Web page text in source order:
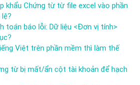
khẩu Chứng từ từ file excel vào phần
toán báo lỗi: Dữ liệu <Đơn vị tính>
Việt trên phần mềm thì làm thế
từ bị mất/ẩn cột tài khoản để hạch